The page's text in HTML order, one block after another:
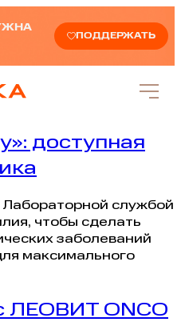
ПОДДЕРЖАТЬ
доступная
Лабораторной службой
чтобы сделать
заболеваний
максимального
ЛЕОВИТ ONCO